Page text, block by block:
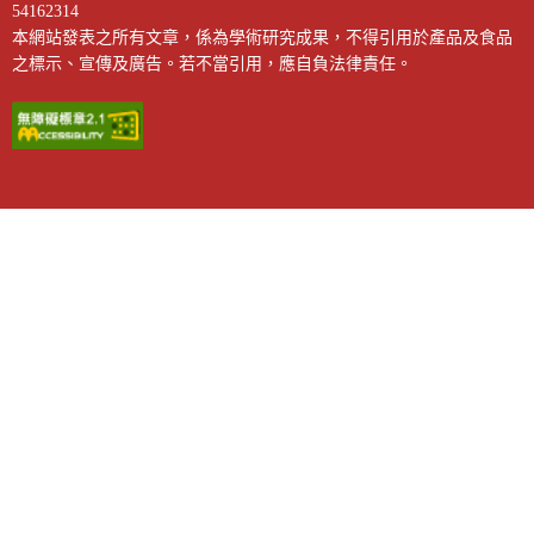
54162314
本網站發表之所有文章，係為學術研究成果，不得引用於產品及食品
之標示、宣傳及廣告。若不當引用，應自負法律責任。